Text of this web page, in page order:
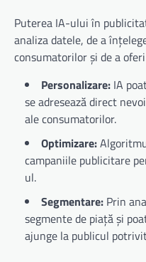
Puterea IA-ului în
analiza datele, de a
consumatorilor și de a
Personalizare: IA
se adresează direct
ale consumatorilor.
Optimizare:
campaniile publicitare
ul.
Segmentare: Prin
segmente de piață și
ajunge la publicul